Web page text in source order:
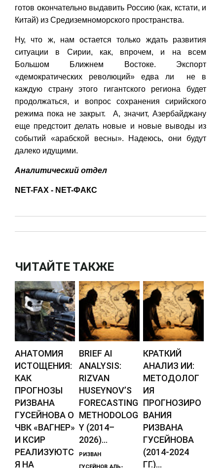
готов окончательно выдавить Россию (как, кстати, и
Китай) из Средиземноморского пространства.
Ну, что ж, нам остается только ждать развития
ситуации в Сирии, как, впрочем, и на всем
Большом Ближнем Востоке. Экспорт
«демократических революций» едва ли не в
каждую страну этого гигантского региона будет
продолжаться, и вопрос сохранения сирийского
режима пока не закрыт. А, значит, Азербайджану
еще предстоит делать новые и новые выводы из
событий «арабской весны». Надеюсь, они будут
далеко идущими.
Аналитический отдел
NET-FAX - NET-ФАКС
ЧИТАЙТЕ ТАКЖЕ
АНАТОМИЯ
ИСТОЩЕНИЯ:
КАК
ПРОГНОЗЫ
РИЗВАНА
ГУСЕЙНОВА О
ЧВК «ВАГНЕР»
И КСИР
РЕАЛИЗУЮТС
Я НА
BRIEF AI
ANALYSIS:
RIZVAN
HUSEYNOV’S
FORECASTING
METHODOLOG
Y (2014–
2026)...
РИЗВАН
КРАТКИЙ
АНАЛИЗ ИИ:
МЕТОДОЛОГ
ИЯ
ПРОГНОЗИРО
ВАНИЯ
РИЗВАНА
ГУСЕЙНОВА
(2014-2024
ГГ.)...